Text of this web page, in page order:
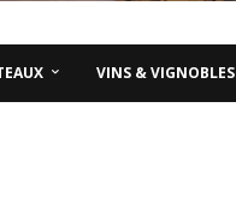
VINS & VIGNOBLES